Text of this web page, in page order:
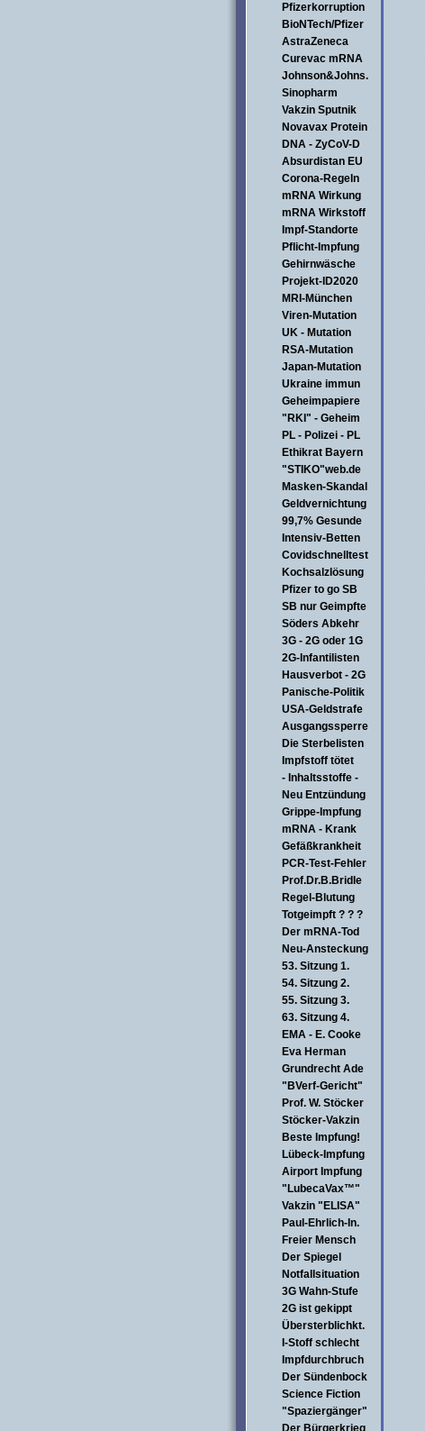
Pfizerkorruption
BioNTech/Pfizer
AstraZeneca
Curevac mRNA
Johnson&Johns.
Sinopharm
Vakzin Sputnik
Novavax Protein
DNA - ZyCoV-D
Absurdistan EU
Corona-Regeln
mRNA Wirkung
mRNA Wirkstoff
Impf-Standorte
Pflicht-Impfung
Gehirnwäsche
Projekt-ID2020
MRI-München
Viren-Mutation
UK - Mutation
RSA-Mutation
Japan-Mutation
Ukraine immun
Geheimpapiere
"RKI" - Geheim
PL - Polizei - PL
Ethikrat Bayern
"STIKO"web.de
Masken-Skandal
Geldvernichtung
99,7% Gesunde
Intensiv-Betten
Covidschnelltest
Kochsalzlösung
Pfizer to go SB
SB nur Geimpfte
Söders Abkehr
3G - 2G oder 1G
2G-Infantilisten
Hausverbot - 2G
Panische-Politik
USA-Geldstrafe
Ausgangssperre
Die Sterbelisten
Impfstoff tötet
- Inhaltsstoffe -
Neu Entzündung
Grippe-Impfung
mRNA - Krank
Gefäßkrankheit
PCR-Test-Fehler
Prof.Dr.B.Bridle
Regel-Blutung
Totgeimpft ? ? ?
Der mRNA-Tod
Neu-Ansteckung
53. Sitzung 1.
54. Sitzung 2.
55. Sitzung 3.
63. Sitzung 4.
EMA - E. Cooke
Eva Herman
Grundrecht Ade
"BVerf-Gericht"
Prof. W. Stöcker
Stöcker-Vakzin
Beste Impfung!
Lübeck-Impfung
Airport Impfung
"LubecaVax™"
Vakzin "ELISA"
Paul-Ehrlich-In.
Freier Mensch
Der Spiegel
Notfallsituation
3G Wahn-Stufe
2G ist gekippt
Übersterblichkt.
I-Stoff schlecht
Impfdurchbruch
Der Sündenbock
Science Fiction
"Spaziergänger"
Der Bürgerkrieg